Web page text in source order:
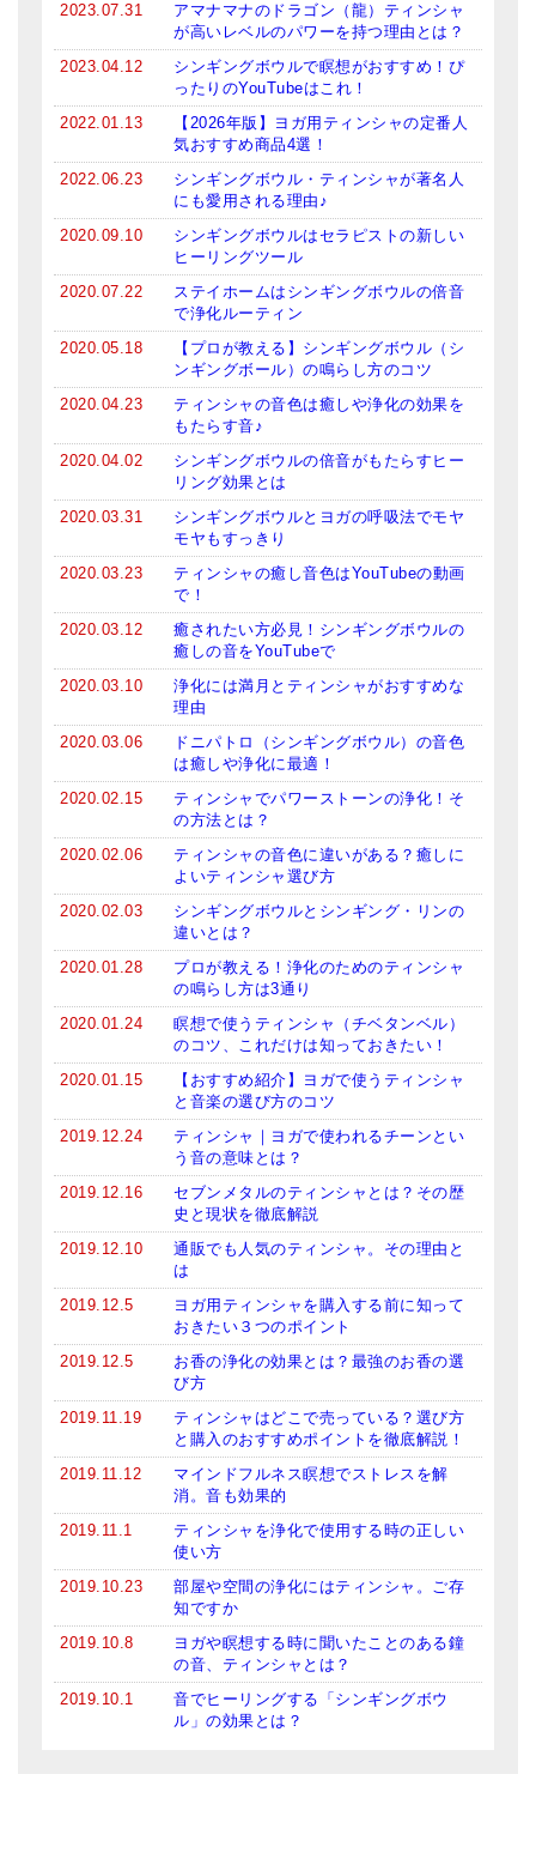
神々とつながるジュエリー
ヒーリング・マンダラポスター
ロゴステッカー・ポストカード各種
亡命チベット人尼僧のお守り・チャーム
チベット・マントラ・ヒーリングCD
シンギングボウル講座
初級講座
倍音呼吸法レッスン
中級講座
上級講座
ビギナー講師・養成講座
About Us
メールお便り登録
LINEお友だち登録
お客様の声
2023.07.31
アマナマナのドラゴン（龍）ティンシャ
が高いレベルのパワーを持つ理由とは？
2023.04.12
シンギングボウルで瞑想がおすすめ！ぴ
ったりのYouTubeはこれ！
2022.01.13
【2026年版】ヨガ用ティンシャの定番人
気おすすめ商品4選！
2022.06.23
シンギングボウル・ティンシャが著名人
にも愛用される理由♪
2020.09.10
シンギングボウルはセラピストの新しい
ヒーリングツール
2020.07.22
ステイホームはシンギングボウルの倍音
で浄化ルーティン
2020.05.18
【プロが教える】シンギングボウル（シ
ンギングボール）の鳴らし方のコツ
2020.04.23
ティンシャの音色は癒しや浄化の効果を
もたらす音♪
2020.04.02
シンギングボウルの倍音がもたらすヒー
リング効果とは
2020.03.31
シンギングボウルとヨガの呼吸法でモヤ
モヤもすっきり
2020.03.23
ティンシャの癒し音色はYouTubeの動画
で！
2020.03.12
癒されたい方必見！シンギングボウルの
癒しの音をYouTubeで
2020.03.10
浄化には満月とティンシャがおすすめな
理由
2020.03.06
ドニパトロ（シンギングボウル）の音色
は癒しや浄化に最適！
2020.02.15
ティンシャでパワーストーンの浄化！そ
の方法とは？
2020.02.06
ティンシャの音色に違いがある？癒しに
よいティンシャ選び方
2020.02.03
シンギングボウルとシンギング・リンの
違いとは？
2020.01.28
プロが教える！浄化のためのティンシャ
の鳴らし方は3通り
2020.01.24
瞑想で使うティンシャ（チベタンベル）
のコツ、これだけは知っておきたい！
2020.01.15
【おすすめ紹介】ヨガで使うティンシャ
と音楽の選び方のコツ
2019.12.24
ティンシャ｜ヨガで使われるチーンとい
う音の意味とは？
2019.12.16
セブンメタルのティンシャとは？その歴
史と現状を徹底解説
2019.12.10
通販でも人気のティンシャ。その理由と
は
2019.12.5
ヨガ用ティンシャを購入する前に知って
おきたい３つのポイント
2019.12.5
お香の浄化の効果とは？最強のお香の選
び方
2019.11.19
ティンシャはどこで売っている？選び方
と購入のおすすめポイントを徹底解説！
2019.11.12
マインドフルネス瞑想でストレスを解
消。音も効果的
2019.11.1
ティンシャを浄化で使用する時の正しい
使い方
2019.10.23
部屋や空間の浄化にはティンシャ。ご存
知ですか
2019.10.8
ヨガや瞑想する時に聞いたことのある鐘
の音、ティンシャとは？
2019.10.1
音でヒーリングする「シンギングボウ
ル」の効果とは？